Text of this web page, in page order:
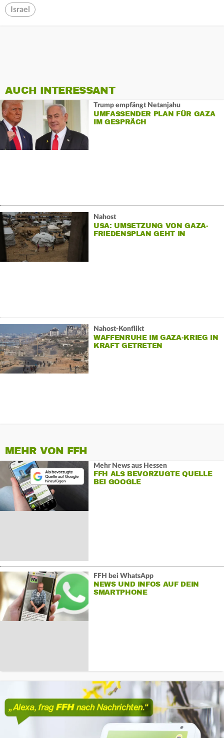
Israel
AUCH INTERESSANT
Trump empfängt Netanjahu
UMFASSENDER PLAN FÜR GAZA
IM GESPRÄCH
Nahost
USA: UMSETZUNG VON GAZA-
FRIEDENSPLAN GEHT IN
Nahost-Konflikt
WAFFENRUHE IM GAZA-KRIEG IN
KRAFT GETRETEN
MEHR VON FFH
Mehr News aus Hessen
FFH ALS BEVORZUGTE QUELLE
BEI GOOGLE
FFH bei WhatsApp
NEWS UND INFOS AUF DEIN
SMARTPHONE